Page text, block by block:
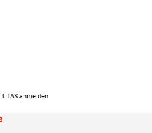
ILIAS anmelden